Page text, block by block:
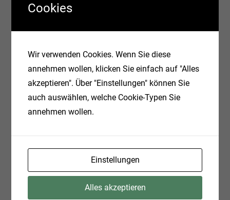
Allgemein(9)
Datenbanken(5)
Firefox(3)
Cookies
Wir verwenden Cookies. Wenn Sie diese
annehmen wollen, klicken Sie einfach auf "Alles
akzeptieren". Über "Einstellungen" können Sie
auch auswählen, welche Cookie-Typen Sie
annehmen wollen.
Einstellungen
Alles akzeptieren